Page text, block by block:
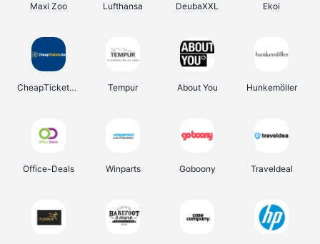
Maxi Zoo Lufthansa DeubaXXL Ekoi
CheapTickets.be Tempur About You Hunkemöller
Office-Deals Winparts Goboony Traveldeal